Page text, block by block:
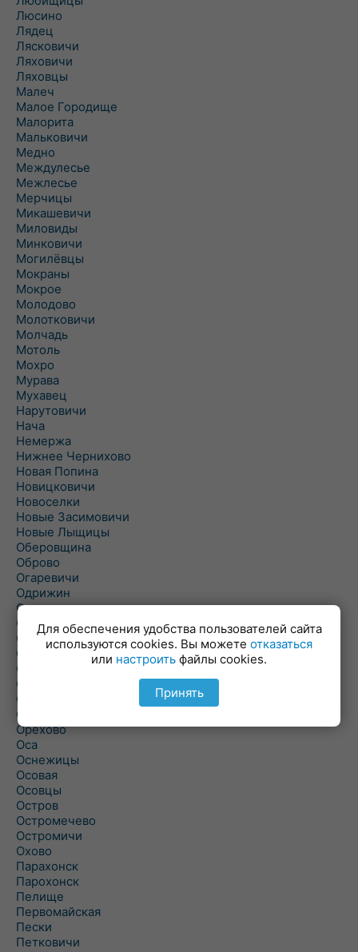
Люсино
Лядец
Лясковичи
Ляховичи
Ляховцы
Малеч
Малое Городище
Малорита
Мальковичи
Медно
Междулесье
Межлесье
Мерчицы
Микашевичи
Миловиды
Минковичи
Могилёвцы
Мокраны
Мокрое
Молодово
Молотковичи
Молчадь
Мотоль
Мохро
Мурава
Мухавец
Нарутовичи
Нача
Немержа
Нижнее Чернихово
Новая Попина
Новицковичи
Новоселки
Новые Засимовичи
Новые Лыщицы
Оберовщина
Оброво
Огаревичи
Одрижин
Оздамичи
Озяты
Олтуш
Ольманы
Ольпень
Ольшаны
Омельная
Ополь
Орехово
Оса
Оснежицы
Осовая
Осовцы
Остров
Остромечево
Остромичи
Охово
Парахонск
Парохонск
Пелище
Первомайская
Пески
Петковичи
Для обеспечения удобства пользователей сайта
используются cookies. Вы можете отказаться
или настроить файлы cookies.
Принять